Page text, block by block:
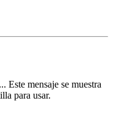
Este mensaje se muestra
para usar.